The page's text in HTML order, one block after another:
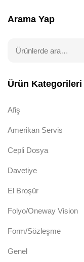
Arama Yap
Ürün Kategorileri
Afiş
Amerikan Servis
Cepli Dosya
Davetiye
El Broşür
Folyo/Oneway Vision
Form/Sözleşme
Genel